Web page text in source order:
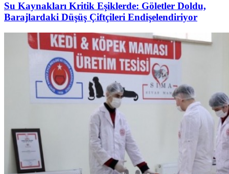
Su Kaynakları Kritik Eşiklerde: Göletler Doldu,
Barajlardaki Düşüş Çiftçileri Endişelendiriyor